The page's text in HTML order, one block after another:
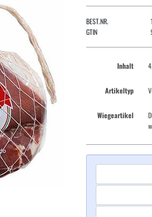
BEST.NR.
GTIN
Inhalt
Artikeltyp
Wiegeartikel